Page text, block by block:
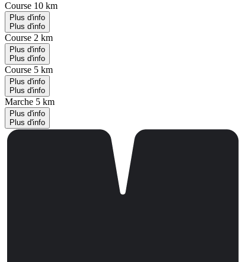
Course 10 km
Plus d'info
Plus d'info
Course 2 km
Plus d'info
Plus d'info
Course 5 km
Plus d'info
Plus d'info
Marche 5 km
Plus d'info
Plus d'info